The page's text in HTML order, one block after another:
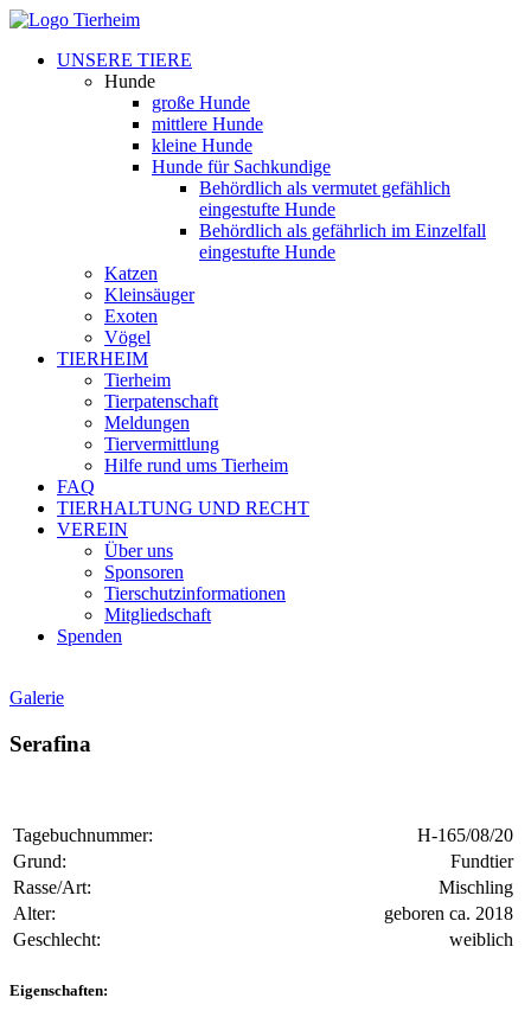
UNSERE TIERE
Hunde
große Hunde
mittlere Hunde
kleine Hunde
Hunde für Sachkundige
Behördlich als vermutet gefählich
eingestufte Hunde
Behördlich als gefährlich im Einzelfall
eingestufte Hunde
Katzen
Kleinsäuger
Exoten
Vögel
TIERHEIM
Tierheim
Tierpatenschaft
Meldungen
Tiervermittlung
Hilfe rund ums Tierheim
FAQ
TIERHALTUNG UND RECHT
VEREIN
Über uns
Sponsoren
Tierschutzinformationen
Mitgliedschaft
Spenden
Galerie
Serafina
Tagebuchnummer:
H-165/08/20
Grund:
Fundtier
Rasse/Art:
Mischling
Alter:
geboren ca. 2018
Geschlecht:
weiblich
Eigenschaften: